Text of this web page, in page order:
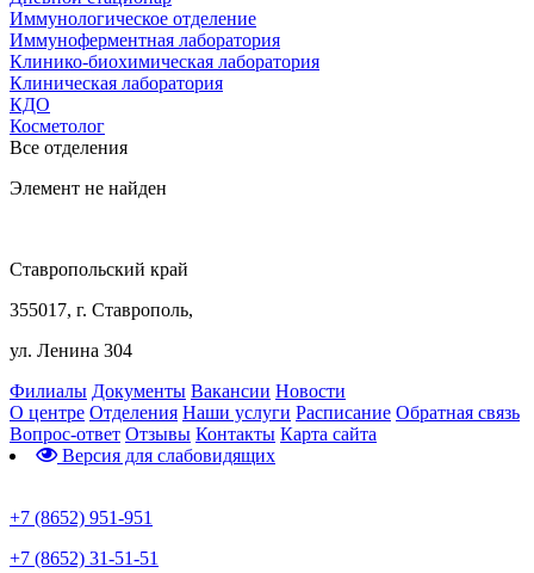
Иммунологическое отделение
Иммуноферментная лаборатория
Клинико-биохимическая лаборатория
Клиническая лаборатория
КДО
Косметолог
Все отделения
Элемент не найден
Ставропольский край
355017, г. Ставрополь,
ул. Ленина 304
Филиалы Документы Вакансии Новости
О центре Отделения Наши услуги Расписание Обратная связь
Вопрос-ответ Отзывы Контакты Карта сайта
Версия для слабовидящих
+7 (8652) 951-951
+7 (8652) 31-51-51